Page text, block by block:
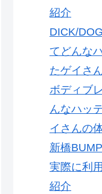
紹介
DICK/
てどんな
たゲイさ
ボディブ
んなハッ
イさんの
新橋
実際に利
紹介